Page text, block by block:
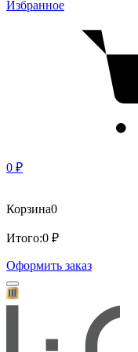
Избранное
0 ₽
Корзина0
Итого:0 ₽
Оформить заказ